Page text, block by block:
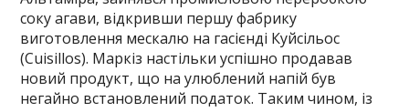
соку агави, відкривши першу фабрику
виготовлення мескалю на гасієнді Куйсільос
(Cuisillos). Маркіз настільки успішно продавав
новий продукт, що на улюблений напій був
негайно встановлений податок. Таким чином, із